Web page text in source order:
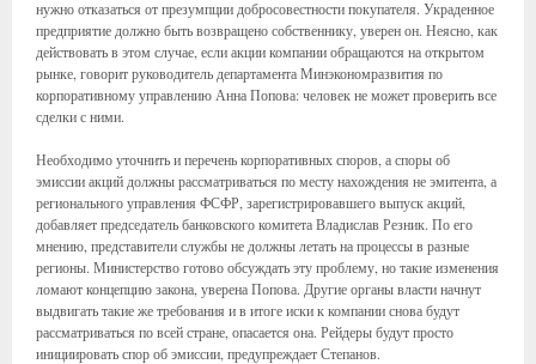
нужно отказаться от презумпции добросовестности покупателя. Украденное
предприятие должно быть возвращено собственнику, уверен он. Неясно, как
действовать в этом случае, если акции компании обращаются на открытом
рынке, говорит руководитель департамента Минэкономразвития по
корпоративному управлению Анна Попова: человек не может проверить все
сделки с ними.
Необходимо уточнить и перечень корпоративных споров, а споры об
эмиссии акций должны рассматриваться по месту нахождения не эмитента, а
регионального управления ФСФР, зарегистрировавшего выпуск акций,
добавляет председатель банковского комитета Владислав Резник. По его
мнению, представители службы не должны летать на процессы в разные
регионы. Министерство готово обсуждать эту проблему, но такие изменения
ломают концепцию закона, уверена Попова. Другие органы власти начнут
выдвигать такие же требования и в итоге иски к компании снова будут
рассматриваться по всей стране, опасается она. Рейдеры будут просто
инициировать спор об эмиссии, предупреждает Степанов.